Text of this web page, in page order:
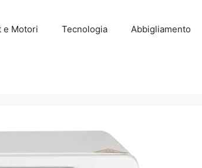
e Motori Tecnologia Abbigliamento